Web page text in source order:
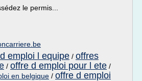
le permis...
emploi l equipe / offres
/ offre d emploi pour l ete /
en belgique / offre d emploi